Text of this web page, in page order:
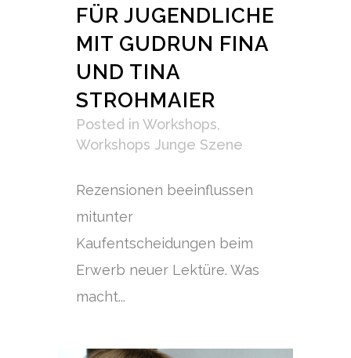
FÜR JUGENDLICHE
MIT GUDRUN FINA
UND TINA
STROHMAIER
Posted in Workshops,
Workshops Junge Szene
Rezensionen beeinflussen
mitunter
Kaufentscheidungen beim
Erwerb neuer Lektüre. Was
macht...